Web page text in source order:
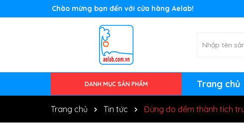
Rất nhiều ưu đãi và chương trình khuyến mãi đang chờ
DANH MỤC SẢN PHẨM Trang chủ
Trang chủ Tin tức Đừng đo đếm thành tích